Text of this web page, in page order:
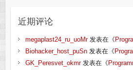
近期评论
megaplast24_ru_uoMr发表在《
Biohacker_host_puSn发表在《
GK_Peresvet_okmr发表在《